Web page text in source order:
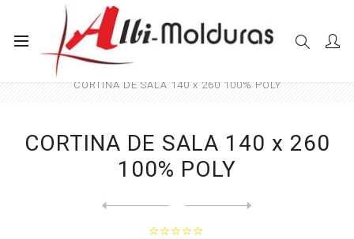
Início Cortinas
CORTINA DE SALA 140 x 260 100% POLY
CORTINA DE SALA 140 x 260
100% POLY